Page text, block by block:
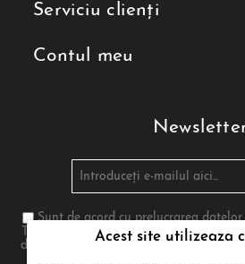
Serviciu clienți
Contul meu
Sunt de acord cu prelucrarea
Termenii de utilizare poenari.ro in
dezabona in orice moment. Pentru
Acest site utilizeaza